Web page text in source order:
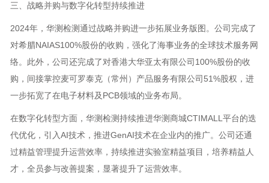
三、战略并购与数字化转型持续推进
2024年，华测检测通过战略并购进一步拓展业务版图。公司完成了
对希腊NAIAS100%股份的收购，强化了海事业务的全球技术服务网
络。此外，公司还完成了对香港大华亚太有限公司100%股份的收
购，间接掌控麦可罗泰克（常州）产品服务有限公司51%股权，进
一步拓宽了在电子材料及PCB领域的业务布局。
在数字化转型方面，华测检测持续推进华测商城CTIMALL平台的迭
代优化，引入AI技术，推进GenAI技术在企业内的推广。公司还通
过精益管理提升运营效率，持续推进实验室精益项目，培养精益人
才，全员参与改善提案，显著提升了运营效率。